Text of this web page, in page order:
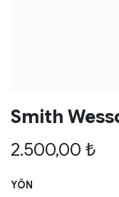
Smith
2.500,00 ₺
YÖN